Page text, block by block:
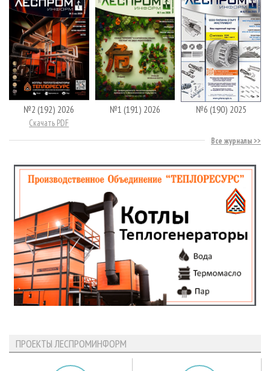
№2 (192) 2026
Скачать PDF
№1 (191) 2026 №6 (190) 2025
Все журналы
ПРОЕКТЫ ЛЕСПРОМИНФОРМ